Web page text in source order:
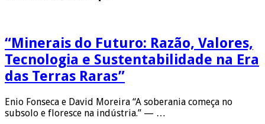
“Minerais do Futuro: Razão, Valores,
Tecnologia e Sustentabilidade na Era
das Terras Raras”
Enio Fonseca e David Moreira “A soberania começa no
subsolo e floresce na indústria.” — …